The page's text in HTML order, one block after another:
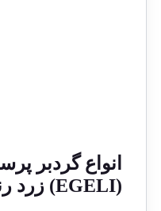
انواع گردبر
(EGELI) زرد رنگ